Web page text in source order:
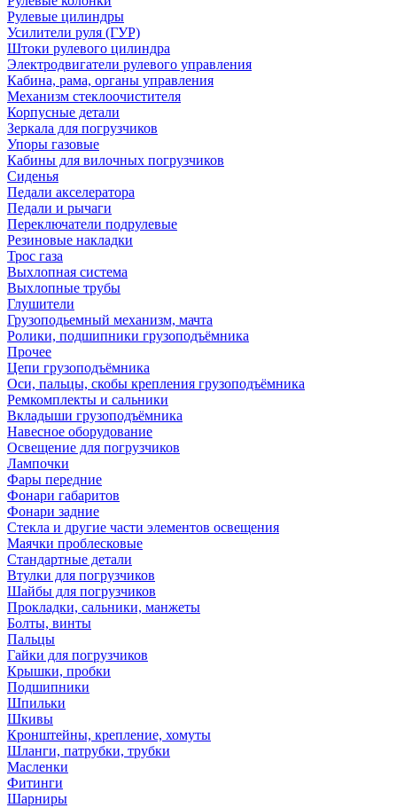
Рулевые цилиндры
Усилители руля (ГУР)
Штоки рулевого цилиндра
Электродвигатели рулевого управления
Кабина, рама, органы управления
Механизм стеклоочистителя
Корпусные детали
Зеркала для погрузчиков
Упоры газовые
Кабины для вилочных погрузчиков
Сиденья
Педали акселератора
Педали и рычаги
Переключатели подрулевые
Резиновые накладки
Трос газа
Выхлопная система
Выхлопные трубы
Глушители
Грузоподьемный механизм, мачта
Ролики, подшипники грузоподъёмника
Прочее
Цепи грузоподъёмника
Оси, пальцы, скобы крепления грузоподъёмника
Ремкомплекты и сальники
Вкладыши грузоподъёмника
Навесное оборудование
Освещение для погрузчиков
Лампочки
Фары передние
Фонари габаритов
Фонари задние
Стекла и другие части элементов освещения
Маячки проблесковые
Стандартные детали
Втулки для погрузчиков
Шайбы для погрузчиков
Прокладки, сальники, манжеты
Болты, винты
Пальцы
Гайки для погрузчиков
Крышки, пробки
Подшипники
Шпильки
Шкивы
Кронштейны, крепление, хомуты
Шланги, патрубки, трубки
Масленки
Фитинги
Шарниры